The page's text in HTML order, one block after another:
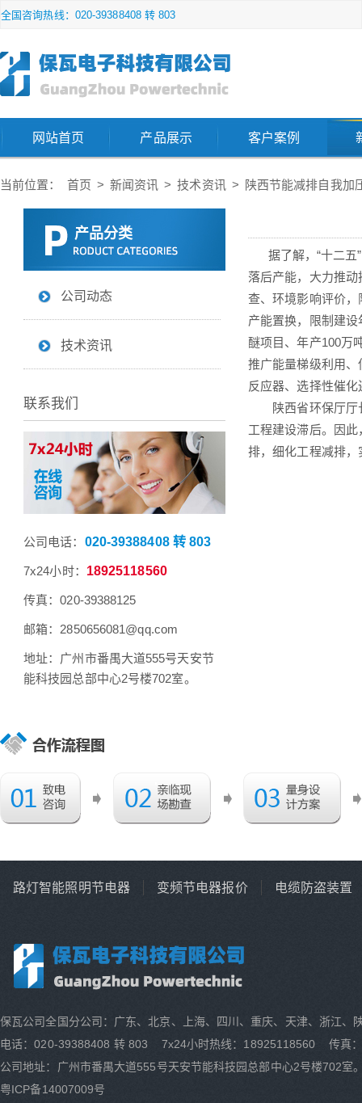
全国咨询热线：020-39388408 转 803
网站首页 产品展示 客户案例
当前位置： 首页 > 新闻资讯 > 技术资讯 > 陕西节能减排自我加
据了解，“十二五”
落后产能，大力推
查、环境影响评价
产能置换，限制建
醚项目、年产100万
推广能量梯级利用
反应器、选择性催
陕西省环保厅厅长
工程建设滞后。因
排，细化工程减排
产品分类
公司动态
技术资讯
联系我们
公司电话： 020-39388408 转 803
7x24小时： 18925118560
传真：020-39388125
邮箱：2850656081@qq.com
地址：广州市番禺大道555号天安节
能科技园总部中心2号楼702室。
路灯智能照明节电器 变频节电器报价 电缆防盗装置
保瓦公司全国分公司：广东、北京、上海、四川、重庆、天津、浙江
电话：020-39388408 转 803 7x24小时热线：18925118560 传真
公司地址：广州市番禺大道555号天安节能科技园总部中心2号楼702室
粤ICP备14007009号